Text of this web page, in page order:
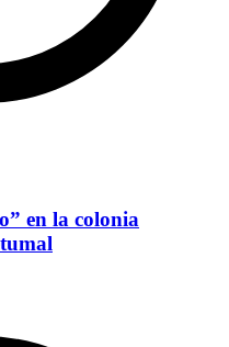
en la colonia